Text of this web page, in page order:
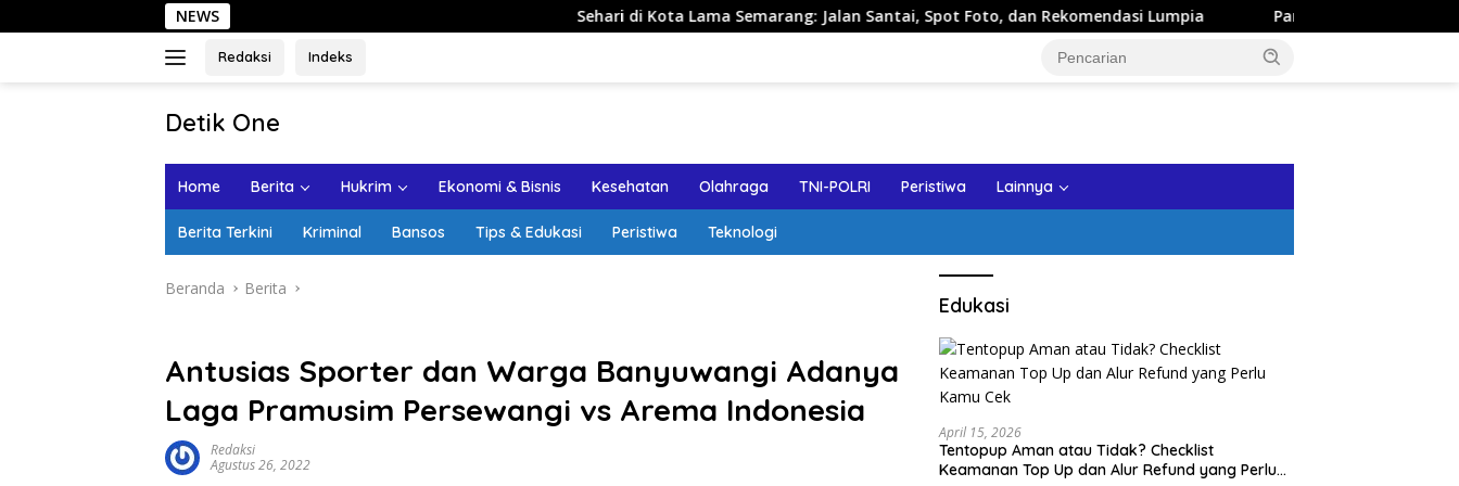
ke
NEWS Sehari di Kota Lama Semarang: Jalan Santai, Spot Foto, dan Rekomendasi Lumpia Panduan Wisata Keluarga ke Kota Batu:
Redaksi Indeks
Detik One
Ungkap
Home Berita Hukrim Ekonomi & Bisnis Kesehatan Olahraga TNI-POLRI Peristiwa Lainnya
Berita Terkini Kriminal Bansos Tips & Edukasi Peristiwa Teknologi
Beranda Berita
Antusias Sporter dan Warga Banyuwangi Adanya
Laga Pramusim Persewangi vs Arema Indonesia
Redaksi
Agustus 26, 2022
Edukasi
April 15, 2026
Tentopup Aman atau Tidak? Checklist
Keamanan Top Up dan Alur Refund yang Perlu